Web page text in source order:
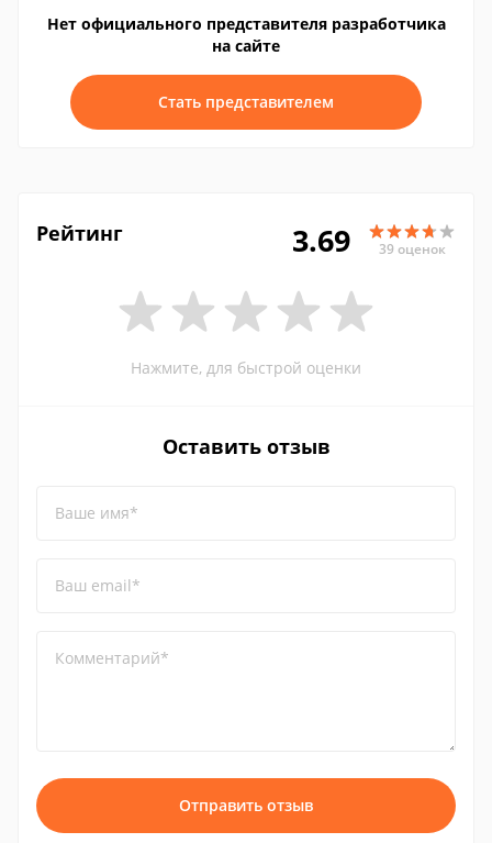
Нет официального представителя разработчика
на сайте
Стать представителем
Рейтинг 3.69 39 оценок
Нажмите, для быстрой оценки
Оставить отзыв
Ваше имя*
Ваш email*
Комментарий*
Отправить отзыв